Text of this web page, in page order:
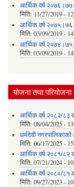
आर्थिक वर्ष २०७६।७७
मिति: 11/27/2019 -
आर्थिक वर्ष २०७५।७६
मिति: 03/09/2019 -
आर्थिक वर्ष २०७४।७५
मिति: 03/09/2019 -
योजना तथा परियोजना
आर्थिक वर्ष २०८२/८३
मिति: 08/04/2025 -
धर्मदेवी
मिति: 06/17/2025 -
आर्थिक वर्ष २०८१/८२
मिति: 07/21/2024 -
आर्थिक वर्ष २०८०/८१
मिति: 09/27/2023 -